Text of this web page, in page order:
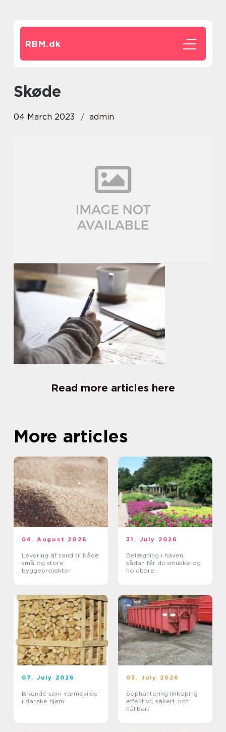
RBM.dk
skøde
04 March 2023 admin
Read more articles here
More articles
04. August 2026
Levering af sand til både
små og store
byggeprojekter
31. July 2026
Belægning i haven:
sådan får du smukke og
holdbare
07. July 2026
Brænde som varmekilde
i danske hjem
03. July 2026
Sophantering linköping
effektivt, säkert och
hållbart